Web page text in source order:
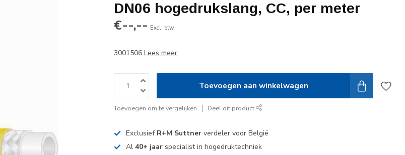
DN06 hogedrukslang, CC, per meter
€--,-- Excl. btw
3001506Lees meer.
Toevoegen aan winkelwagen
Toevoegen om te vergelijken Deel dit product
Exclusief R+M Suttner verdeler voor België
Al40+ jaar specialist in hogedruktechniek